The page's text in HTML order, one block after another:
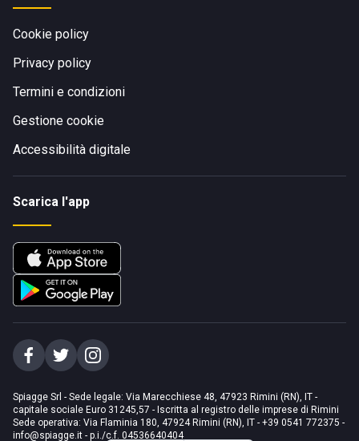
Cookie policy
Privacy policy
Termini e condizioni
Gestione cookie
Accessibilità digitale
Scarica l'app
Spiagge Srl - Sede legale: Via Marecchiese 48, 47923 Rimini (RN), IT -
capitale sociale Euro 31245,57 - Iscritta al registro delle imprese di Rimini
Sede operativa: Via Flaminia 180, 47924 Rimini (RN), IT - +39 0541 772375 -
info@spiagge.it - p.i./c.f. 04536640404